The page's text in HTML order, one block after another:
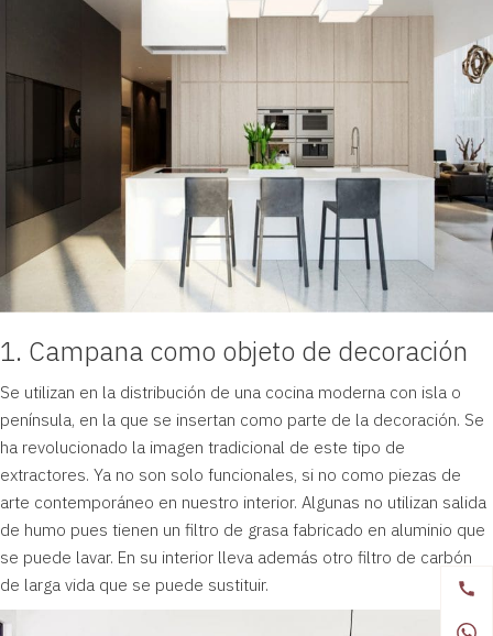
1. Campana como objeto de decoración
Se utilizan en la distribución de una cocina moderna con isla o
península, en la que se insertan como parte de la decoración. Se
ha revolucionado la imagen tradicional de este tipo de
extractores. Ya no son solo funcionales, si no como piezas de
arte contemporáneo en nuestro interior. Algunas no utilizan salida
de humo pues tienen un filtro de grasa fabricado en aluminio que
se puede lavar. En su interior lleva además otro filtro de carbón
de larga vida que se puede sustituir.